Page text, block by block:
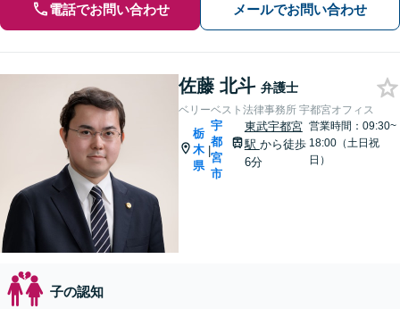
電話でお問い合わせ メールでお問い合わせ
佐藤 北斗 弁護士
ベリーベスト法律事務所 宇都宮オフィス
栃
木
県
|
宇
都
宮
市
東武宇都宮
駅 から徒歩
6分
営業時間：09:30~
18:00（土日祝
日）
子の認知